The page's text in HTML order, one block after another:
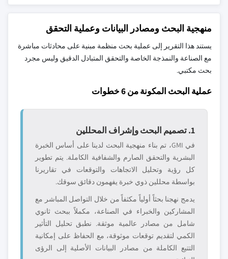
منهجية البحث ومصادر البيانات وعملية التحقق
يستند هذا التقرير إلى عملية بحث منظمة مبنية على محادثات مباشرة
مع الصناعة والنمذجة الخاصة والتحقق المتبادل الدقيق وليس مجرد
بحث مكتبي.
عملية البحث المكونة من 6 خطوات
1. تصميم البحث وإشراف المحللين
في GMI، تم بناء منهجية البحث لدينا على أساس الخبرة
البشرية والتحقق الصارم والشفافية الكاملة. يتم تطوير
كل رؤية وتحليل الاتجاهات والتوقعات في تقاريرنا
بواسطة محللين ذوي خبرة يفهمون دقائق سوقك.
يدمج نهجنا بحثاً أولياً مكثفاً من خلال التواصل المباشر مع
المشاركين والخبراء في الصناعة، مكملاً ببحث ثانوي
شامل من مصادر عالمية موثقة. نطبق تحليل التأثير
الكمي لتقديم توقعات موثوقة، مع الحفاظ على إمكانية
التتبع الكاملة من مصادر البيانات الأصلية إلى الرؤى